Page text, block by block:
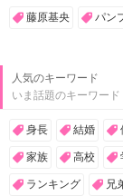
藤原基央 パン
人気のキーワード
いま話題のキーワード
身長 結婚
家族 高校
ランキング 兄